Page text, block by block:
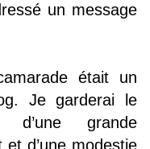
un message
était un
Je garderai le
d’une grande
d’une modestie